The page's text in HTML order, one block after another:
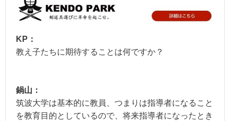
KP：
教え子たちに期待することは何ですか？
鍋山：
筑波大学は基本的に教員、つまりは指導者になること
を教育目的としているので、将来指導者になったとき